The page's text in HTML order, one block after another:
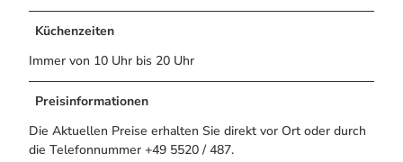
Küchenzeiten
Immer von 10 Uhr bis 20 Uhr
Preisinformationen
Die Aktuellen Preise erhalten Sie direkt vor Ort oder durch
die Telefonnummer +49 5520 / 487.